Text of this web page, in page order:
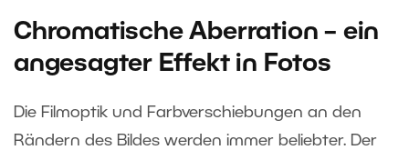
Chromatische Aberration – ein
angesagter Effekt in Fotos
Die Filmoptik und Farbverschiebungen an den
Rändern des Bildes werden immer beliebter. Der